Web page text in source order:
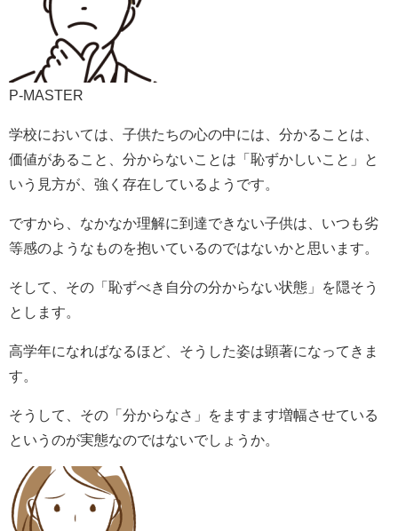
P-MASTER
学校においては、子供たちの心の中には、分かることは、
価値があること、分からないことは「恥ずかしいこと」と
いう見方が、強く存在しているようです。
ですから、なかなか理解に到達できない子供は、いつも劣
等感のようなものを抱いているのではないかと思います。
そして、その「恥ずべき自分の分からない状態」を隠そう
とします。
高学年になればなるほど、そうした姿は顕著になってきま
す。
そうして、その「分からなさ」をますます増幅させている
というのが実態なのではないでしょうか。